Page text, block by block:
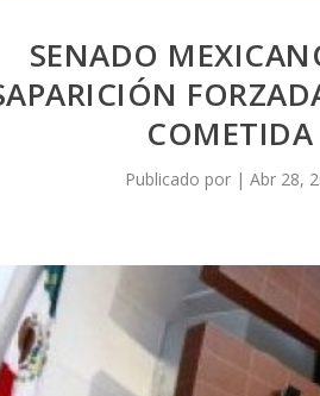
SENADO
COMETIDA
Publicado por |Abr 28,